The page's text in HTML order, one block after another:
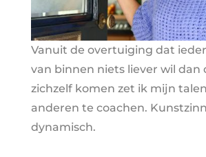
:
Vanuit de overtuiging dat
van binnen niets liever wil dan
zichzelf komen zet ik mijn
anderen te coachen.
dynamisch.